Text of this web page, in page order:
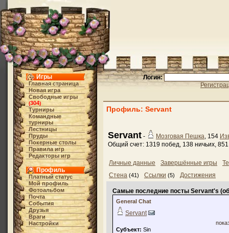
Игры
Главная страница
Новая игра
Свободные игры
(304)
Турниры
Командные
турниры
Лестницы
Пруды
Покерные столы
Правила игр
Редакторы игр
Профиль
Платный статус
Мой профиль
Фотоальбом
Почта
События
Друзья
Враги
Настройки
Логин:
Профиль: Servant
Servant - Мозговая Пешка, 154
Общий счет: 1319 побед, 138 ничьих,
Личные данные Завершённые игры
Стена (41) Ссылки (5) Достижения
Самые последние посты Servant's
General Chat
Servant
Субъект: Sin